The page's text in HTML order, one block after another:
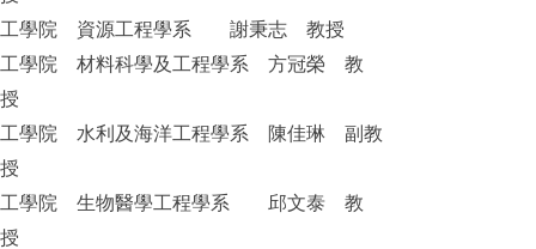
工學院 資源工程學系 謝秉志 教授
工學院 材料科學及工程學系 方冠榮 教
授
工學院 水利及海洋工程學系 陳佳琳 副教
授
工學院 生物醫學工程學系 邱文泰 教
授